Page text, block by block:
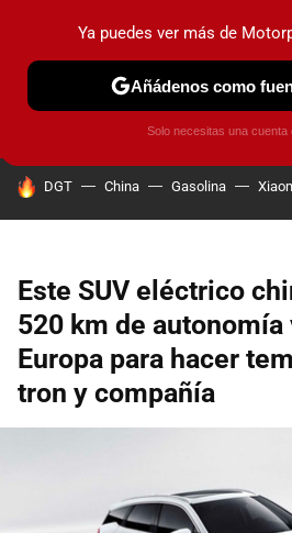
PRUEBAS COCHES ELÉCTRICOS
HOY SE HABLA DE
DGT China Gasolina
Este SUV eléctrico
520 km de autonomía
Europa para hacer
tron y compañía
Ya puedes ver más de
Añádenos como
Solo necesitas una cuenta